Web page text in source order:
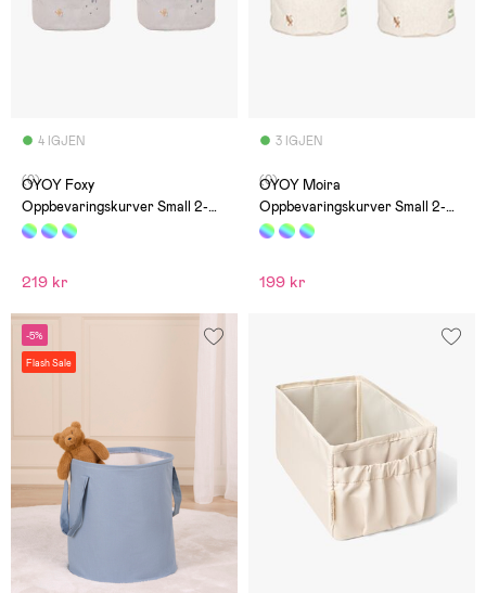
4 IGJEN
(0)
OYOY Foxy
Oppbevaringskurver Small 2-
Pakk
219 kr
3 IGJEN
(0)
OYOY Moira
Oppbevaringskurver Small 2-
Pakk
199 kr
-5%
Flash Sale